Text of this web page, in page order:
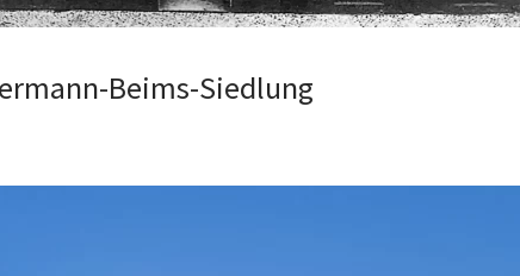
Beims-Siedlung